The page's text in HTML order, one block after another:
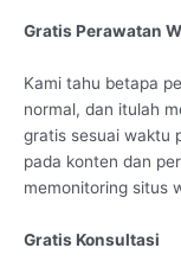
Gratis Perawatan
Kami tahu betapa
normal, dan itulah
gratis sesuai waktu
pada konten dan
memonitoring situs
Gratis Konsultasi